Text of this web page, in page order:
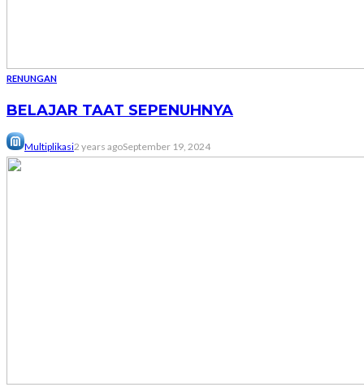
RENUNGAN
BELAJAR TAAT SEPENUHNYA
Multiplikasi2 years agoSeptember 19, 2024